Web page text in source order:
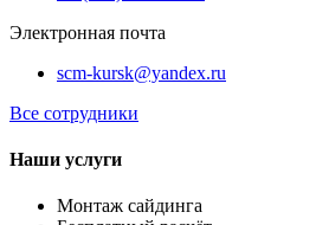
Электронная почта
scm-kursk@yandex.ru
Все сотрудники
Наши услуги
Монтаж сайдинга